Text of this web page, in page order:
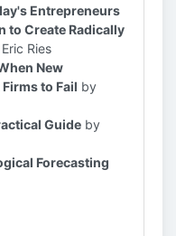
Entrepreneurs
to Create Radically
Ries
New
to Fail by
Guide by
Forecasting